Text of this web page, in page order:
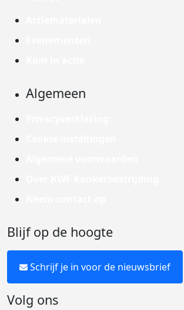
Algemeen
Blijf op de hoogte
Schrijf je in voor de nieuwsbrief
Volg ons